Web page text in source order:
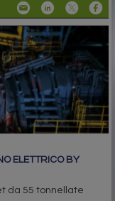
ELETTRICO BY
da 55 tonnellate